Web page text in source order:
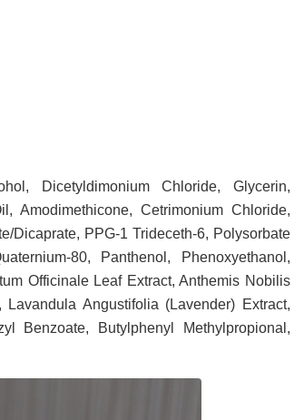
Dicetyldimonium Chloride, Glycerin,
Amodimethicone, Cetrimonium Chloride,
Dicaprate, PPG-1 Trideceth-6, Polysorbate
80, Panthenol, Phenoxyethanol,
Officinale Leaf Extract, Anthemis Nobilis
Angustifolia (Lavender) Extract,
Benzoate, Butylphenyl Methylpropional,